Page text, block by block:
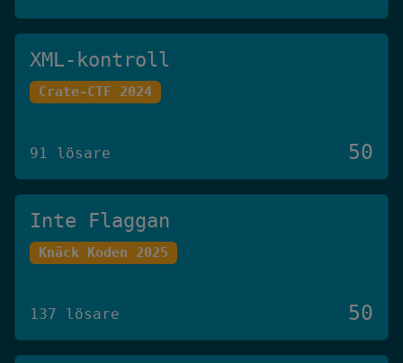
XML-kontroll
Crate-CTF 2024
91 lösare 50
Inte Flaggan
Knäck Koden 2025
137 lösare 50